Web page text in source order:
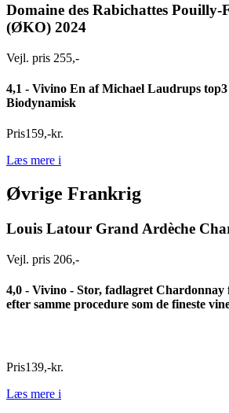
Domaine des Rabichattes Pouilly-
(ØKO) 2024
Vejl. pris 255,-
4,1 - Vivino En af Michael Laudrups
Biodynamisk
Pris159,-kr.
Læs mere i
Øvrige Frankrig
Louis Latour Grand Ardèche
Vejl. pris 206,-
4,0 - Vivino - Stor, fadlagret Chardonnay
efter samme procedure som de fineste
Pris139,-kr.
Læs mere i